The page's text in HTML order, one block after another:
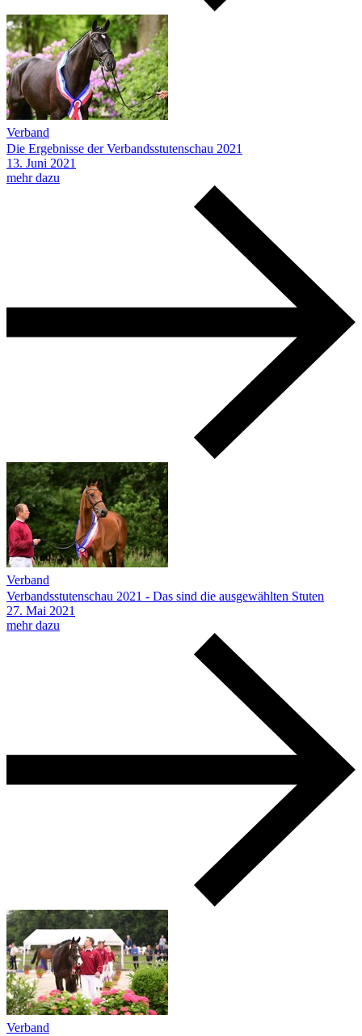
Verband
Die Ergebnisse der Verbandsstutenschau 2021
13. Juni 2021
mehr dazu
Verband
Verbandsstutenschau 2021 - Das sind die ausgewählten Stuten
27. Mai 2021
mehr dazu
Verband